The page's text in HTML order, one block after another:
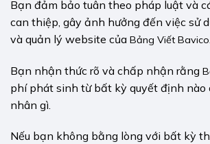
Bạn đảm bảo tuân theo pháp luật và
can thiệp, gây ảnh hưởng đến việc sử
và quản lý website của Bảng Viết Bavico
Bạn nhận thức rõ và chấp nhận rằng
phí phát sinh từ bất kỳ quyết định
nhân gì.
Nếu bạn không bằng lòng với bất kỳ